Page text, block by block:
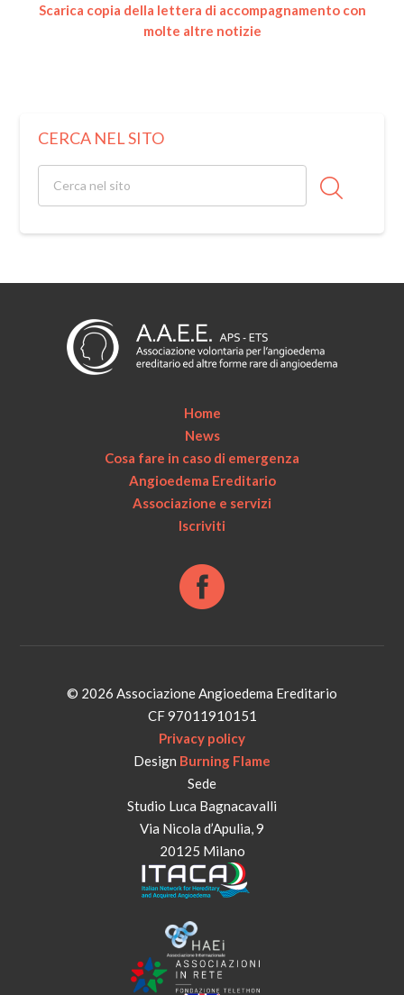
Scarica copia della lettera di accompagnamento con
molte altre notizie
CERCA NEL SITO
Home
News
Cosa fare in caso di emergenza
Angioedema Ereditario
Associazione e servizi
Iscriviti
© 2026 Associazione Angioedema Ereditario
CF 97011910151
Privacy policy
Design Burning Flame
Sede
Studio Luca Bagnacavalli
Via Nicola d’Apulia, 9
20125 Milano